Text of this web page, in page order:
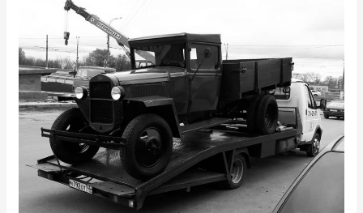
Петербурге:
помощь
при
поломке
на
КАД